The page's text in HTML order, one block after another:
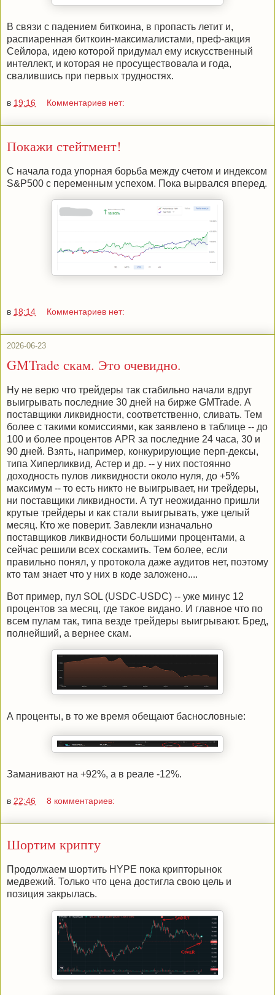
В связи с падением биткоина, в пропасть летит и,
распиаренная биткоин-максималистами, преф-акция
Сейлора, идею которой придумал ему искусственный
интеллект, и которая не просуществовала и года,
свалившись при первых трудностях.
в 19:16 Комментариев нет:
Покажи стейтмент!
С начала года упорная борьба между счетом и индексом
S&P500 с переменным успехом. Пока вырвался вперед.
в 18:14 Комментариев нет:
2026-06-23
GMTrade скам. Это очевидно.
Ну не верю что трейдеры так стабильно начали вдруг
выигрывать последние 30 дней на бирже GMTrade. А
поставщики ликвидности, соответственно, сливать. Тем
более с такими комиссиями, как заявлено в таблице -- до
100 и более процентов APR за последние 24 часа, 30 и
90 дней. Взять, например, конкурирующие перп-дексы,
типа Хиперликвид, Астер и др. -- у них постоянно
доходность пулов ликвидности около нуля, до +5%
максимум -- то есть никто не выигрывает, ни трейдеры,
ни поставщики ликвидности. А тут неожиданно пришли
крутые трейдеры и как стали выигрывать, уже целый
месяц. Кто же поверит. Завлекли изначально
поставщиков ликвидности большими процентами, а
сейчас решили всех соскамить. Тем более, если
правильно понял, у протокола даже аудитов нет, поэтому
кто там знает что у них в коде заложено....
Вот пример, пул SOL (USDC-USDC) -- уже минус 12
процентов за месяц, где такое видано. И главное что по
всем пулам так, типа везде трейдеры выигрывают. Бред,
полнейший, а вернее скам.
А проценты, в то же время обещают баснословные:
Заманивают на +92%, а в реале -12%.
в 22:46 8 комментариев:
Шортим крипту
Продолжаем шортить HYPE пока крипторынок
медвежий. Только что цена достигла свою цель и
позиция закрылась.